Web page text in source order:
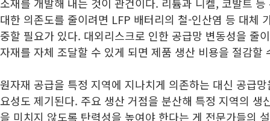
대한 의존도를 줄이려면 LFP 배터리의 철-인산염 등 대체
중할 필요가 있다. 대외리스크로 인한 공급망 변동성을 줄
자재를 자체 조달할 수 있게 되면 제품 생산 비용을 절감할
원자재 공급을 특정 지역에 지나치게 의존하는 대신 공급
요성도 제기된다. 주요 생산 거점을 분산해 특정 지역의 생
을 미치지 않도록 탄력성을 높여야 한다는 게 전문가들의